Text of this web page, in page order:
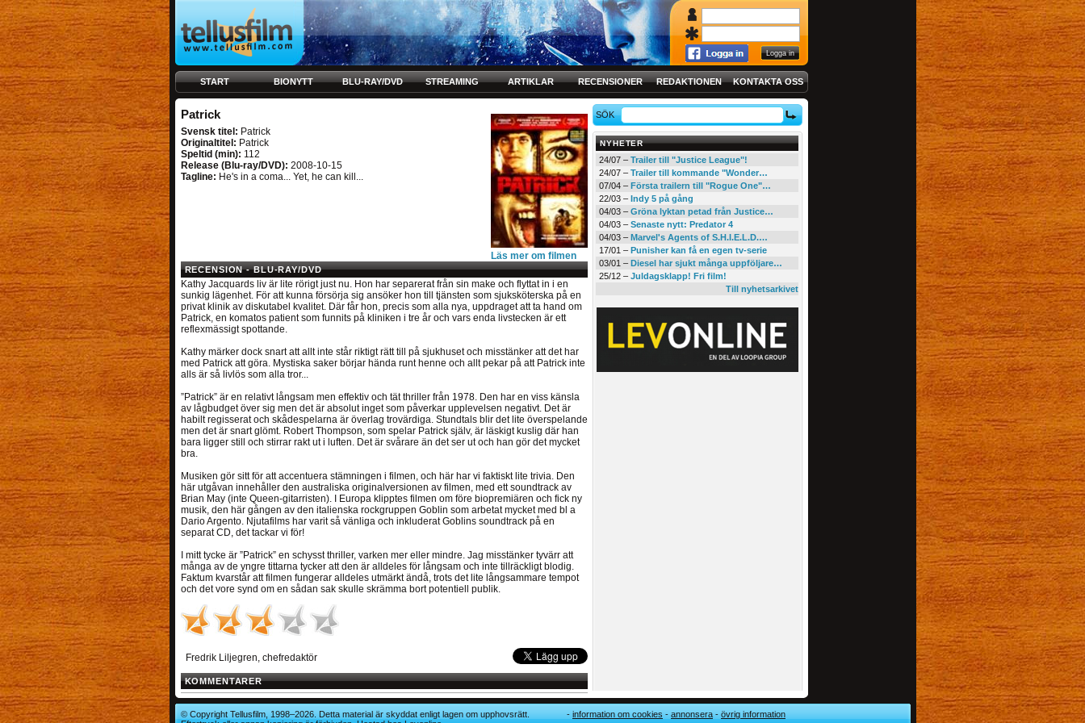
START BIONYTT BLU-RAY/DVD STREAMING ARTIKLAR RECENSIONER REDAKTIONEN KONTAKTA OSS
Patrick
Läs mer om filmen
Svensk titel: Patrick
Originaltitel: Patrick
Speltid (min): 112
Release (Blu-ray/DVD): 2008-10-15
Tagline: He's in a coma... Yet, he can kill...
RECENSION - BLU-RAY/DVD
Kathy Jacquards liv är lite rörigt just nu. Hon har separerat från sin make och flyttat in i en
sunkig lägenhet. För att kunna försörja sig ansöker hon till tjänsten som sjuksköterska på en
privat klinik av diskutabel kvalitet. Där får hon, precis som alla nya, uppdraget att ta hand om
Patrick, en komatos patient som funnits på kliniken i tre år och vars enda livstecken är ett
reflexmässigt spottande.
Kathy märker dock snart att allt inte står riktigt rätt till på sjukhuset och misstänker att det har
med Patrick att göra. Mystiska saker börjar hända runt henne och allt pekar på att Patrick inte
alls är så livlös som alla tror...
”Patrick” är en relativt långsam men effektiv och tät thriller från 1978. Den har en viss känsla
av lågbudget över sig men det är absolut inget som påverkar upplevelsen negativt. Det är
habilt regisserat och skådespelarna är överlag trovärdiga. Stundtals blir det lite överspelande
men det är snart glömt. Robert Thompson, som spelar Patrick själv, är läskigt kuslig där han
bara ligger still och stirrar rakt ut i luften. Det är svårare än det ser ut och han gör det mycket
bra.
Musiken gör sitt för att accentuera stämningen i filmen, och här har vi faktiskt lite trivia. Den
här utgåvan innehåller den australiska originalversionen av filmen, med ett soundtrack av
Brian May (inte Queen-gitarristen). I Europa klipptes filmen om före biopremiären och fick ny
musik, den här gången av den italienska rockgruppen Goblin som arbetat mycket med bl a
Dario Argento. Njutafilms har varit så vänliga och inkluderat Goblins soundtrack på en
separat CD, det tackar vi för!
I mitt tycke är ”Patrick” en schysst thriller, varken mer eller mindre. Jag misstänker tyvärr att
många av de yngre tittarna tycker att den är alldeles för långsam och inte tillräckligt blodig.
Faktum kvarstår att filmen fungerar alldeles utmärkt ändå, trots det lite långsammare tempot
och det vore synd om en sådan sak skulle skrämma bort potentiell publik.
Fredrik Liljegren, chefredaktör
KOMMENTARER
SÖK
NYHETER
24/07 –Trailer till "Justice League"!
24/07 –Trailer till kommande "Wonder…
07/04 –Första trailern till "Rogue One"…
22/03 –Indy 5 på gång
04/03 –Gröna lyktan petad från Justice…
04/03 –Senaste nytt: Predator 4
04/03 –Marvel's Agents of S.H.I.E.L.D.…
17/01 –Punisher kan få en egen tv-serie
03/01 –Diesel har sjukt många uppföljare…
25/12 –Juldagsklapp! Fri film!
Till nyhetsarkivet
© Copyright Tellusfilm, 1998–2026. Detta material är skyddat enligt lagen om upphovsrätt.
information om cookies annonsera övrig information